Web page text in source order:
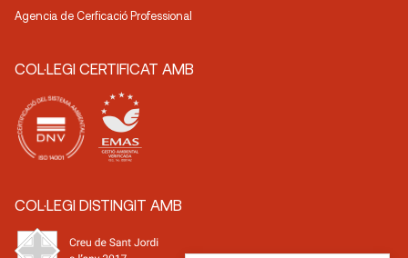
Agencia de Cerficació Professional
COL·LEGI CERTIFICAT AMB
COL·LEGI DISTINGIT AMB